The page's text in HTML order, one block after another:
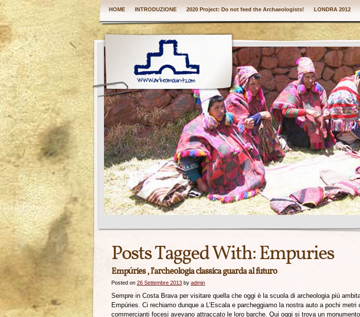
HOME INTRODUZIONE 2020 Project: Do not feed the Archaeologists! LONDRA 2012
Posts Tagged With:Empuries
Empúries , l’archeologia classica guarda al futuro
Posted on 26 Settembre 2013 by admin
Sempre in Costa Brava per visitare quella che oggi è la scuola di archeologia più
Empúries. Ci rechiamo dunque a L’Escala e parcheggiamo la nostra auto a pochi
commercianti focesi avevano attraccato le loro barche. Qui oggi si trova un